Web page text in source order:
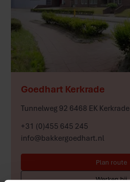
Goedhart Kerkrade
Tunnelweg 92 6468 EK Kerkrade
+31 (0)455 645 245
info@bakkergoedhart.nl
Plan route
Werken bij